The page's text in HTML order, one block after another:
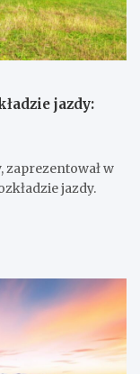
jazdy:
w
jazdy.